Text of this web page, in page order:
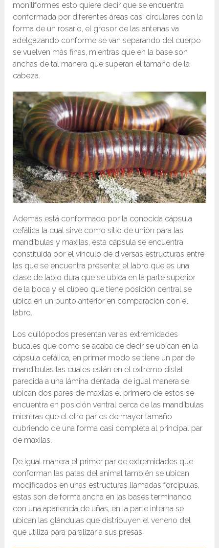
moniliformes esto quiere decir que se encuentra
conformada por diferentes áreas casi circulares con la
forma de un rosario, el grosor de las antenas va
adelgazando conforme se van separando del cuerpo
se vuelven más finas, mientras que en la base son
anchas de tal manera que superan el tamaño de la
cabeza.
Además está conformado por la conocida cápsula
cefálica la cual sirve como sitio de unión para las
mandíbulas y maxilas, esta cápsula se encuentra
constituida por el vinculo de diversas estructuras entre
las que se encuentra presente: el labro que es una
clase de labio dura que se ubica en la parte superior
de la boca y el clípeo que tiene posición central se
ubica en un punto anterior en comparación con el
labro.
Los quilópodos presentan varias extremidades
bucales que como se acaba de decir se ubican en la
cápsula cefálica, en primer modo se tiene un par de
mandíbulas las cuales están en el extremo distal
parecida a una lámina dentada, de igual manera se
ubican dos pares de maxilas el primero de estos se
encuentra en posición ventral cerca de las mandíbulas
mientras que el otro par es de mayor tamaño
cubriendo de una forma casi completa al principal par
de maxilas.
De igual manera el primer par de extremidades que
conforman las patas del animal también se ubican
modificados en unas estructuras llamadas forcípulas,
estas son de forma ancha en las bases terminando
con una apariencia de uñas, en la parte interna se
ubican las glándulas que distribuyen el veneno del
que utiliza para paralizar a sus presas.